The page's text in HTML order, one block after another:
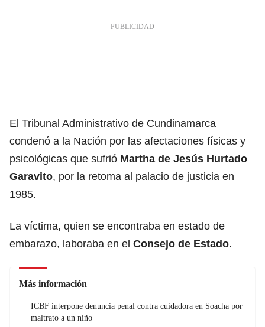
El Tribunal Administrativo de Cundinamarca
condenó a la Nación por las afectaciones físicas y
psicológicas que sufrió Martha de Jesús Hurtado
Garavito, por la retoma al palacio de justicia en
1985.
La víctima, quien se encontraba en estado de
embarazo, laboraba en el Consejo de Estado.
Más información
ICBF interpone denuncia penal contra cuidadora en Soacha por
maltrato a un niño